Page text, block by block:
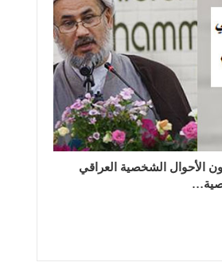
الأحوال الشخصية العراقي